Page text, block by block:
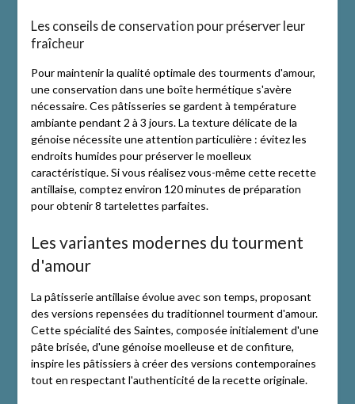
Les conseils de conservation pour préserver leur
fraîcheur
Pour maintenir la qualité optimale des tourments d'amour,
une conservation dans une boîte hermétique s'avère
nécessaire. Ces pâtisseries se gardent à température
ambiante pendant 2 à 3 jours. La texture délicate de la
génoise nécessite une attention particulière : évitez les
endroits humides pour préserver le moelleux
caractéristique. Si vous réalisez vous-même cette recette
antillaise, comptez environ 120 minutes de préparation
pour obtenir 8 tartelettes parfaites.
Les variantes modernes du tourment
d'amour
La pâtisserie antillaise évolue avec son temps, proposant
des versions repensées du traditionnel tourment d'amour.
Cette spécialité des Saintes, composée initialement d'une
pâte brisée, d'une génoise moelleuse et de confiture,
inspire les pâtissiers à créer des versions contemporaines
tout en respectant l'authenticité de la recette originale.